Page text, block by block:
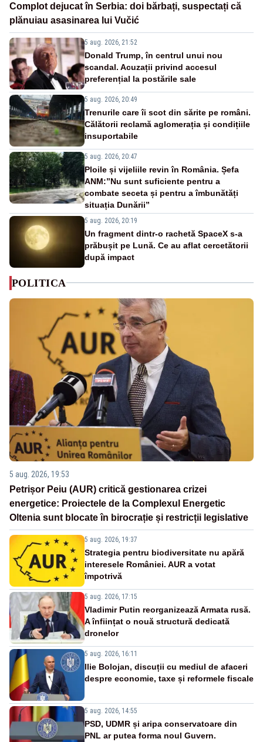
Complot dejucat în Serbia: doi bărbați, suspectați că
plănuiau asasinarea lui Vučić
5 aug. 2026, 21:52
Donald Trump, în centrul unui nou
scandal. Acuzații privind accesul
preferențial la postările sale
5 aug. 2026, 20:49
Trenurile care îi scot din sărite pe români.
Călătorii reclamă aglomerația și condițiile
insuportabile
5 aug. 2026, 20:47
Ploile și vijeliile revin în România. Șefa
ANM:”Nu sunt suficiente pentru a
combate seceta și pentru a îmbunătăți
situația Dunării”
5 aug. 2026, 20:19
Un fragment dintr-o rachetă SpaceX s-a
prăbușit pe Lună. Ce au aflat cercetătorii
după impact
POLITICA
5 aug. 2026, 19:53
Petrișor Peiu (AUR) critică gestionarea crizei
energetice: Proiectele de la Complexul Energetic
Oltenia sunt blocate în birocrație și restricții legislative
5 aug. 2026, 19:37
Strategia pentru biodiversitate nu apără
interesele României. AUR a votat
împotrivă
5 aug. 2026, 17:15
Vladimir Putin reorganizează Armata rusă.
A înființat o nouă structură dedicată
dronelor
5 aug. 2026, 16:11
Ilie Bolojan, discuții cu mediul de afaceri
despre economie, taxe și reformele fiscale
5 aug. 2026, 14:55
PSD, UDMR și aripa conservatoare din
PNL ar putea forma noul Guvern.